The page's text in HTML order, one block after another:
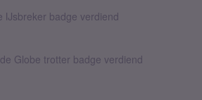
IJsbreker badge verdiend
Globe trotter badge verdiend